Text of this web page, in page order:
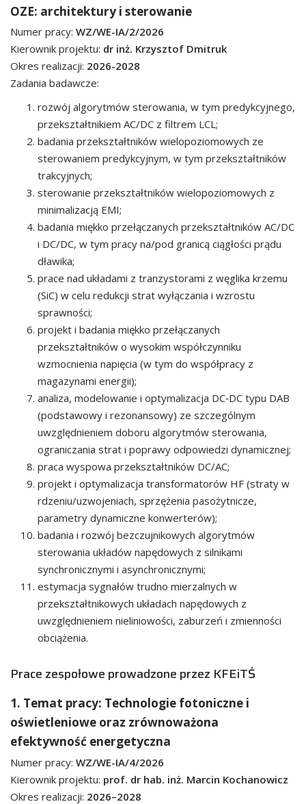
OZE: architektury i sterowanie
Numer pracy: WZ/WE-IA/2/2026
Kierownik projektu: dr inż. Krzysztof Dmitruk
Okres realizacji: 2026-2028
Zadania badawcze:
rozwój algorytmów sterowania, w tym predykcyjnego,
przekształtnikiem AC/DC z filtrem LCL;
badania przekształtników wielopoziomowych ze
sterowaniem predykcyjnym, w tym przekształtników
trakcyjnych;
sterowanie przekształtników wielopoziomowych z
minimalizacją EMI;
badania miękko przełączanych przekształtników AC/DC
i DC/DC, w tym pracy na/pod granicą ciągłości prądu
dławika;
prace nad układami z tranzystorami z węglika krzemu
(SiC) w celu redukcji strat wyłączania i wzrostu
sprawności;
projekt i badania miękko przełączanych
przekształtników o wysokim współczynniku
wzmocnienia napięcia (w tym do współpracy z
magazynami energii);
analiza, modelowanie i optymalizacja DC‑DC typu DAB
(podstawowy i rezonansowy) ze szczególnym
uwzględnieniem doboru algorytmów sterowania,
ograniczania strat i poprawy odpowiedzi dynamicznej;
praca wyspowa przekształtników DC/AC;
projekt i optymalizacja transformatorów HF (straty w
rdzeniu/uzwojeniach, sprzężenia pasożytnicze,
parametry dynamiczne konwerterów);
badania i rozwój bezczujnikowych algorytmów
sterowania układów napędowych z silnikami
synchronicznymi i asynchronicznymi;
estymacja sygnałów trudno mierzalnych w
przekształtnikowych układach napędowych z
uwzględnieniem nieliniowości, zaburzeń i zmienności
obciążenia.
Prace zespołowe prowadzone przez KFEiTŚ
1. Temat pracy: Technologie fotoniczne i
oświetleniowe oraz zrównoważona
efektywność energetyczna
Numer pracy: WZ/WE-IA/4/2026
Kierownik projektu: prof. dr hab. inż. Marcin Kochanowicz
Okres realizacji: 2026–2028